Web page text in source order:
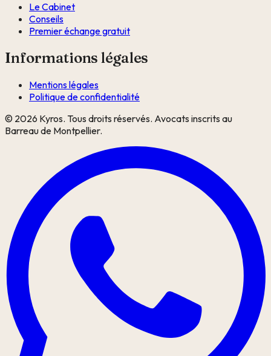
Le Cabinet
Conseils
Premier échange gratuit
Informations légales
Mentions légales
Politique de confidentialité
© 2026 Kyros. Tous droits réservés. Avocats inscrits au
Barreau de Montpellier.